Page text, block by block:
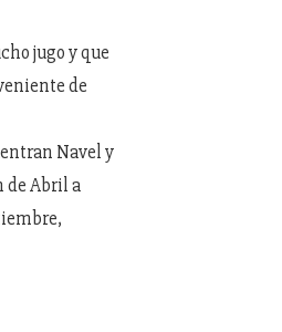
jugo y que
de
Navel y
de Abril a